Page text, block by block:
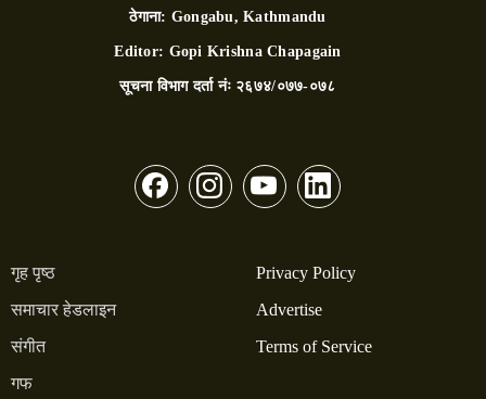
ठेगाना: Gongabu, Kathmandu
Editor: Gopi Krishna Chapagain
सूचना विभाग दर्ता नंः २६७४/०७७-०७८
गृह पृष्ठ
समाचार हेडलाइन
संगीत
गफ
Privacy Policy
Advertise
Terms of Service